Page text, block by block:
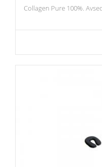
Collagen Pure 100%.